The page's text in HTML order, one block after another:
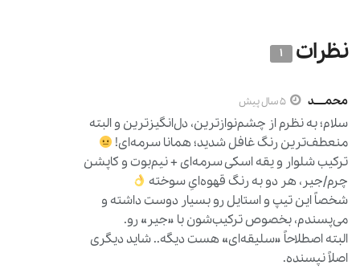
نظرات 1
محمــــد 5 سال پیش
سلام؛ به نظرم از چشم‌نوازترین، دل‌انگیزترین و البته
منعطف‌ترین رنگ غافل شدید؛ همانا سرمه‌ای!
ترکیب شلوار و یقه اسکی سرمه‌ای + نیم‌بوت و کاپشن
چرم/جیر، هر دو به رنگ قهوه‌ایِ سوخته
شخصاً این تیپ و استایل رو بسیار دوست داشته و
می‌پسندم، بخصوص ترکیب‌شون با «جیر» رو.
البته اصطلاحاً «سلیقه‌ای» هست دیگه.. شاید دیگری
اصلاً نپسنده.